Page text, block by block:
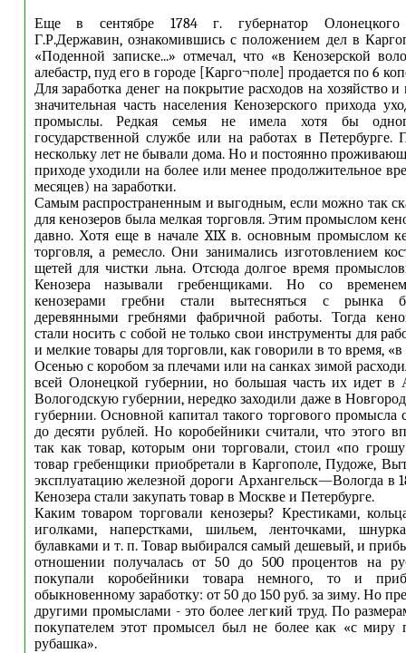
Еще в сентябре 1784 г. губернатор Олонецкого
Г.Р.Державин, ознакомившись с положением дел в
«Поденной записке...» отмечал, что «в Кенозерской
алебастр, пуд его в городе [Карго¬поле] продается по 6
Для заработка денег на покрытие расходов на хозяйство
значительная часть населения Кенозерского прихода
промыслы. Редкая семья не имела хотя бы
государственной службе или на работах в
нескольку лет не бывали дома. Но и постоянно
приходе уходили на более или менее продолжительное
месяцев) на заработки.
Самым распространенным и выгодным, если можно так
для кенозеров была мелкая торговля. Этим промыслом
давно. Хотя еще в начале XIX в. основным промыслом
торговля, а ремесло. Они занимались изготовлением
щетей для чистки льна. Отсюда долгое время
Кенозера называли гребенщиками. Но со временем
кенозерами гребни стали вытесняться с рынка
деревянными гребнями фабричной работы. Тогда
стали носить с собой не только свои инструменты для
и мелкие товары для торговли, как говорили в то время, «в
Осенью с коробом за плечами или на санках зимой
всей Олонецкой губернии, но большая часть их идет в
Вологодскую губернии, нередко заходили даже в
губернии. Основной капитал такого торгового промысла
до десяти рублей. Но коробейники считали, что этого
так как товар, которым они торговали, стоил «по
товар гребенщики приобретали в Каргополе, Пудоже,
эксплуатацию железной дороги Архангельск—Вологда в
Кенозера стали закупать товар в Москве и Петербурге.
Каким товаром торговали кенозеры? Крестиками,
иголками, наперстками, шильем, ленточками,
булавками и т. п. Товар выбирался самый дешевый, и
отношении получалась от 50 до 500 процентов на
покупали коробейники товара немного, то и
обыкновенному заработку: от 50 до 150 руб. за зиму. Но
другими промыслами - это более легкий труд. По
покупателем этот промысел был не более как «с миру
рубашка».